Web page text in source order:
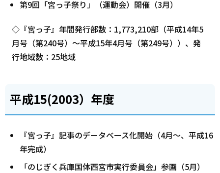
第9回「宮っ子祭り」（運動会）開催（3月）
◇『宮っ子』年間発行部数：1,773,210部（平成14年5
月号（第240号）～平成15年4月号（第249号））、発
行地域数：25地域
平成15(2003）年度
『宮っ子』記事のデータベース化開始（4月～、平成16
年完成）
「のじぎく兵庫国体西宮市実行委員会」参画（5月）